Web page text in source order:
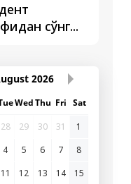
сўнг...
2026
WedThu Fri Sat
28 29 30 31
1
4 5 6 7
8
11 12 13 14
15